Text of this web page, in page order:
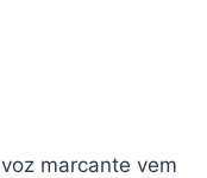
marcante vem